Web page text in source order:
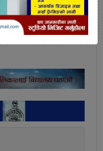
सांसदले तटस्थ मत